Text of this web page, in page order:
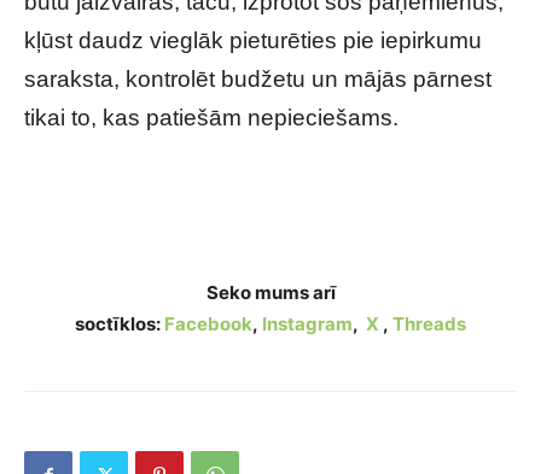
kļūst daudz vieglāk pieturēties pie iepirkumu
saraksta, kontrolēt budžetu un mājās pārnest
tikai to, kas patiešām nepieciešams.
Seko mums arī
soctīklos: Facebook, Instagram, X , Threads